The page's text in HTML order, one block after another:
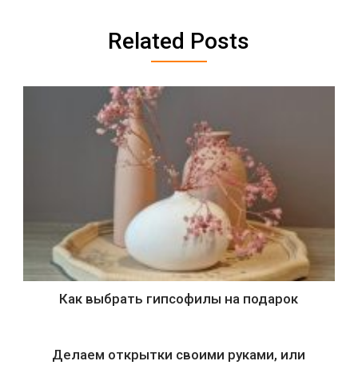
Related Posts
Как выбрать гипсофилы на подарок
Делаем открытки своими руками, или